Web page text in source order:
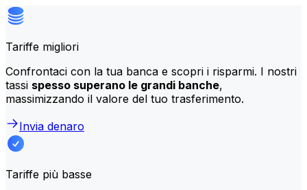
Tariffe migliori
Confrontaci con la tua banca e scopri i risparmi. I nostri
tassi spesso superano le grandi banche,
massimizzando il valore del tuo trasferimento.
Invia denaro
Tariffe più basse